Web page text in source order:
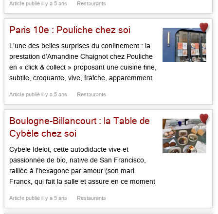
rustique et cependant finaud : voilà ce que
propose le Marco de Manigod avec son équipe
de […]...
Article publié il y a 5 ans Restaurants
Paris 10e : Pouliche chez soi
L’une des belles surprises du confinement : la
prestation d’Amandine Chaignot chez Pouliche
en « click & collect » proposant une cuisine fine,
subtile, croquante, vive, fraîche, apparemment
faille. Cela change chaque semaine. Au menu
du jour constamment renouvelé s’ajoute des
« hot dog » dit « dwich » de qualité (qui peuvent
[…]...
Article publié il y a 5 ans Restaurants
Boulogne-Billancourt : la Table de
Cybèle chez soi
Cybèle Idelot, cette autodidacte vive et
passionnée de bio, native de San Francisco,
ralliée à l’hexagone par amour (son mari
Franck, qui fait la salle et assure en ce moment
Alice Waters du grand Ouest parisien. Comme
Article publié il y a 5 ans Restaurants